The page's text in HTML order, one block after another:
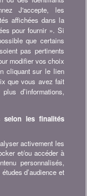
pour
comparatifs ?
J'accepte, les
affichées dans la
pour fournir ». Si
que certains
pas pertinents
modifier vos choix
cliquant sur le lien
que vous avez fait
d’informations,
selon les finalités
activement les
et/ou accéder à
personnalisés,
d’audience et